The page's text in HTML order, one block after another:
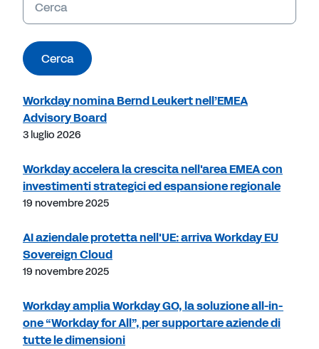
chiave
Cerca
Workday nomina Bernd Leukert nell’EMEA
Advisory Board
3 luglio 2026
Workday accelera la crescita nell'area EMEA con
investimenti strategici ed espansione regionale
19 novembre 2025
AI aziendale protetta nell'UE: arriva Workday EU
Sovereign Cloud
19 novembre 2025
Workday amplia Workday GO, la soluzione all-in-
one “Workday for All”, per supportare aziende di
tutte le dimensioni